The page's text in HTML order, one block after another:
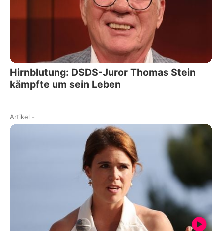
Hirnblutung: DSDS-Juror Thomas Stein
kämpfte um sein Leben
Artikel -